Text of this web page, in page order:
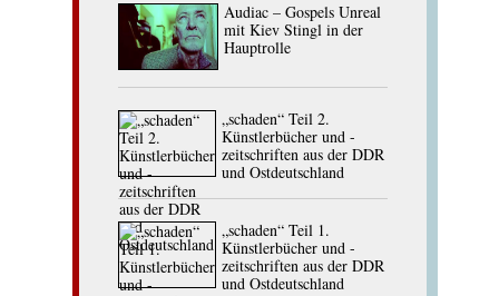
Audiac – Gospels Unreal
mit Kiev Stingl in der
Hauptrolle
„schaden“ Teil 2.
Künstlerbücher und -
zeitschriften aus der DDR
und Ostdeutschland
„schaden“ Teil 1.
Künstlerbücher und -
zeitschriften aus der DDR
und Ostdeutschland